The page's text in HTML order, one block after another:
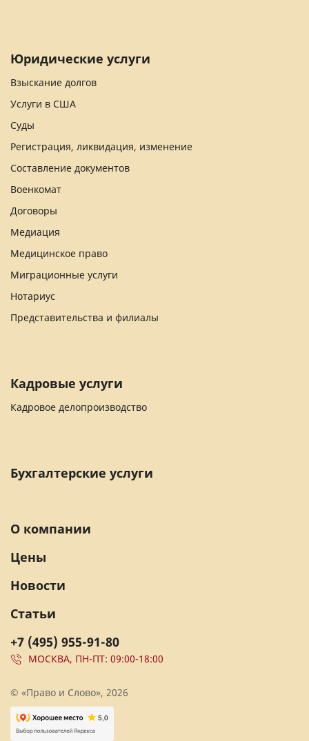
Юридические услуги
Взыскание долгов
Услуги в США
Суды
Регистрация, ликвидация, изменение
Составление документов
Военкомат
Договоры
Медиация
Медицинское право
Миграционные услуги
Нотариус
Представительства и филиалы
Кадровые услуги
Кадровое делопроизводство
Бухгалтерские услуги
+7 (495) 955-91-80
МОСКВА, ПН-ПТ: 09:00-18:00
О компании
Цены
Новости
Статьи
© «Право и Слово», 2026